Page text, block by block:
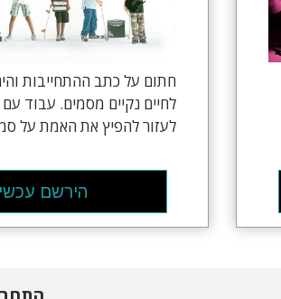
חתום על כתב ההתחייבות
לחיים נקיים מסמים. עבוד עם
לעזור להפיץ את האמת על
הירשם